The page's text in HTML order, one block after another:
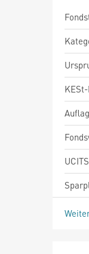
UCITS